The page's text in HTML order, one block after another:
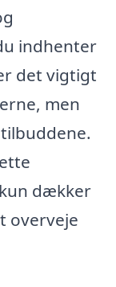
indhenter
det vigtigt
men
dækker
overveje